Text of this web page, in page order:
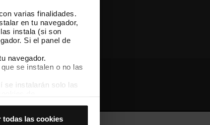
varias finalidades.
en tu navegador,
instala (si son
Si el panel de
navegador.
se instalen o no las
se instalarán solo las
tu experiencia de
aceptas, no puedes
todas las cookies
webs de TMB
de interés Intranet